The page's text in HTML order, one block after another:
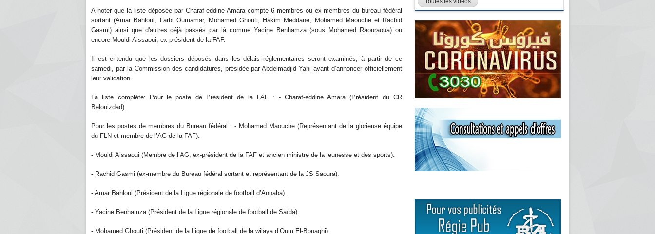
A noter que la liste déposée par Charaf-eddine Amara compte 6 membres ou ex-membres du bureau fédéral
sortant (Amar Bahloul, Larbi Oumamar, Mohamed Ghouti, Hakim Meddane, Mohamed Maouche et Rachid
Gasmi) ainsi que d'autres déjà passés par là comme Yacine Benhamza (sous Mohamed Raouraoua) ou
encore Mouldi Aissaoui, ex-président de la FAF.
Il est entendu que les dossiers déposés dans les délais réglementaires seront examinés, à partir de ce
samedi, par la Commission des candidatures, présidée par Abdelmadjid Yahi avant d’annoncer officiellement
leur validation.
La liste complète: Pour le poste de Président de la FAF : - Charaf-eddine Amara (Président du CR
Belouizdad).
Pour les postes de membres du Bureau fédéral : - Mohamed Maouche (Représentant de la glorieuse équipe
du FLN et membre de l’AG de la FAF).
- Mouldi Aissaoui (Membre de l’AG, ex-président de la FAF et ancien ministre de la jeunesse et des sports).
- Rachid Gasmi (ex-membre du Bureau fédéral sortant et représentant de la JS Saoura).
- Amar Bahloul (Président de la Ligue régionale de football d’Annaba).
- Yacine Benhamza (Président de la Ligue régionale de football de Saïda).
- Mohamed Ghouti (Président de la Ligue de football de la wilaya d’Oum El-Bouaghi).
Toutes les vidéos